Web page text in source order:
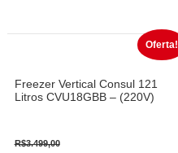
Oferta!
Freezer Vertical Consul 121
Litros CVU18GBB – (220V)
R$3.499,00